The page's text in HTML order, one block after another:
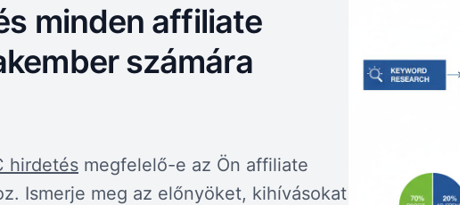
minden affiliate
számára
hirdetés megfelelő-e az Ön affiliate
Ismerje meg az előnyöket, kihívásokat